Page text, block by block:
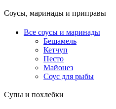
Соусы, маринады и приправы
Все соусы и маринады
Бешамель
Кетчуп
Песто
Майонез
Соус для рыбы
Супы и похлебки